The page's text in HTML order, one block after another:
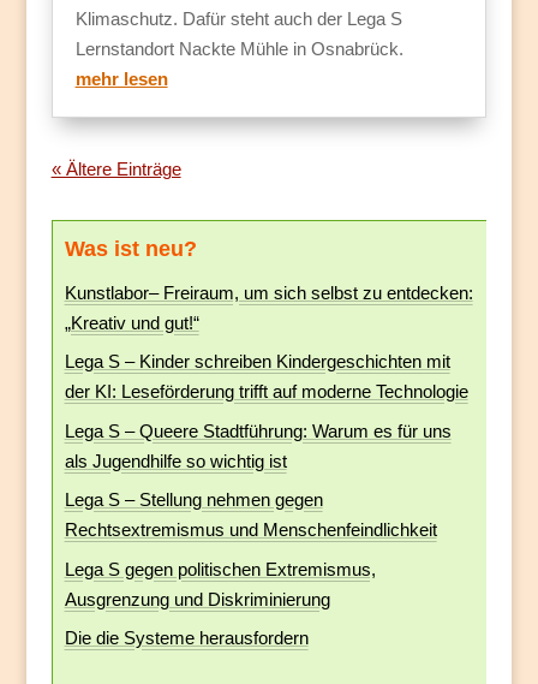
Klimaschutz. Dafür steht auch der Lega S
Lernstandort Nackte Mühle in Osnabrück.
mehr lesen
« Ältere Einträge
Was ist neu?
Kunstlabor– Freiraum, um sich selbst zu entdecken:
„Kreativ und gut!“
Lega S – Kinder schreiben Kindergeschichten mit
der KI: Leseförderung trifft auf moderne Technologie
Lega S – Queere Stadtführung: Warum es für uns
als Jugendhilfe so wichtig ist
Lega S – Stellung nehmen gegen
Rechtsextremismus und Menschenfeindlichkeit
Lega S gegen politischen Extremismus,
Ausgrenzung und Diskriminierung
Die die Systeme herausfordern